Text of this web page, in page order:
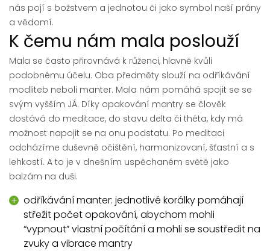
nás pojí s božstvem a jednotou či jako symbol naší prány
a vědomí.
K čemu nám mala poslouží
Mala se často přirovnává k růženci, hlavně kvůli
podobnému účelu. Oba předměty slouží na odříkávání
modliteb neboli manter. Mala nám pomáhá spojit se se
svým vyšším JÁ. Díky opakování mantry se člověk
dostává do meditace, do stavu delta či théta, kdy má
možnost napojit se na onu podstatu. Po meditaci
odcházíme duševně očištění, harmonizovaní, šťastní a s
lehkostí. A to je v dnešním uspěchaném světě jako
balzám na duši.
odříkávání manter: jednotlivé korálky pomáhají
střežit počet opakování, abychom mohli
“vypnout” vlastní počítání a mohli se soustředit na
zvuky a vibrace mantry